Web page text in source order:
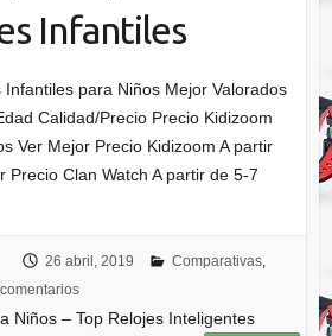
Infantiles
para Niños Mejor Valorados
Calidad/Precio Precio Kidizoom
Ver Mejor Precio Kidizoom A partir
Precio Clan Watch A partir de 5-7
26 abril, 2019 Comparativas,
Niños – Top Relojes Inteligentes